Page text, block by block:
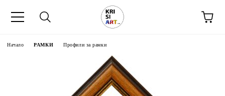
Начало РАМКИ Профили за рамки